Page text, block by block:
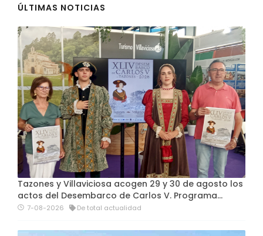
ÚLTIMAS NOTICIAS
Tazones y Villaviciosa acogen 29 y 30 de agosto los
actos del Desembarco de Carlos V. Programa…
7-08-2026 De total actualidad